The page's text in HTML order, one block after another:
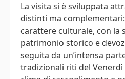
La visita si è sviluppata
distinti ma
carattere culturale, con la
patrimonio storico e
seguita da un’intensa
tradizionali riti del Venerdì